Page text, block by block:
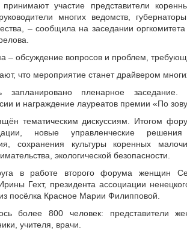
участие представители
многих ведомств,
– сообщила на заседании
– обсуждение вопросов и проблем,
что мероприятие станет драйвером
пленарное заседание.
и награждение лауреатов премии «По
тематическим дискуссиям. Итогом
новые управленческие
сохранения культуры коренных
экологической безопасности.
в работе второго форума женщин
Гехт, президента ассоциации
посёлка Красное Марии Филипповой.
более 800 человек: представители
учителя, врачи.